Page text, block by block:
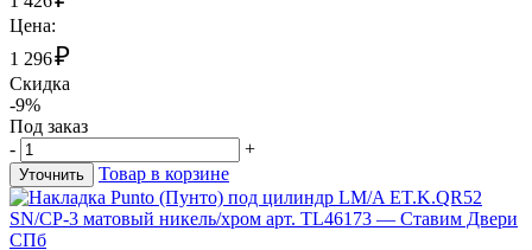
Цена:
1 296₽
Скидка
-9%
Под заказ
-
+
Уточнить Товар в корзине